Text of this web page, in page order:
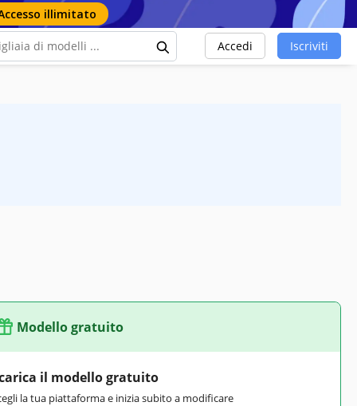
illimitato
Accedi Iscriviti
Modello gratuito
il modello gratuito
la tua piattaforma e inizia subito a modificare